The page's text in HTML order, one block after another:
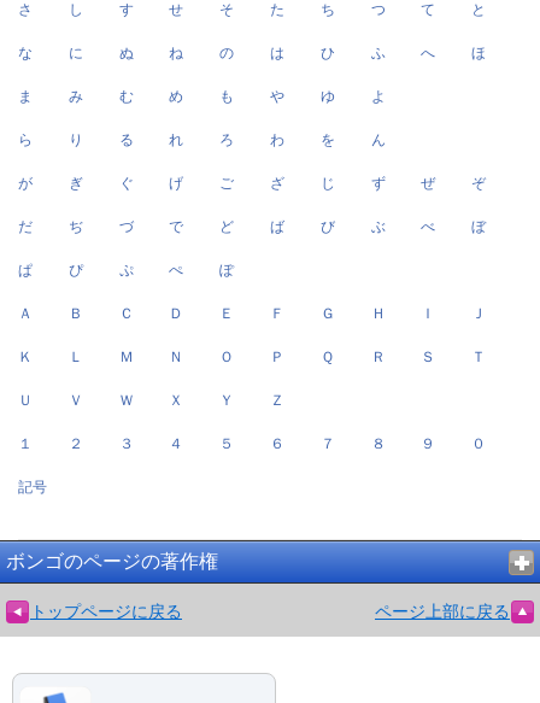
さ し す せ そ た ち つ て と
な に ぬ ね の は ひ ふ へ ほ
ま み む め も や ゆ よ
ら り る れ ろ わ を ん
が ぎ ぐ げ ご ざ じ ず ぜ ぞ
だ ぢ づ で ど ば び ぶ べ ぼ
ぱ ぴ ぷ ぺ ぽ
Ａ Ｂ Ｃ Ｄ Ｅ Ｆ Ｇ Ｈ Ｉ Ｊ
Ｋ Ｌ Ｍ Ｎ Ｏ Ｐ Ｑ Ｒ Ｓ Ｔ
Ｕ Ｖ Ｗ Ｘ Ｙ Ｚ
１ ２ ３ ４ ５ ６ ７ ８ ９ ０
記号
ボンゴのページの著作権
トップページに戻る ページ上部に戻る